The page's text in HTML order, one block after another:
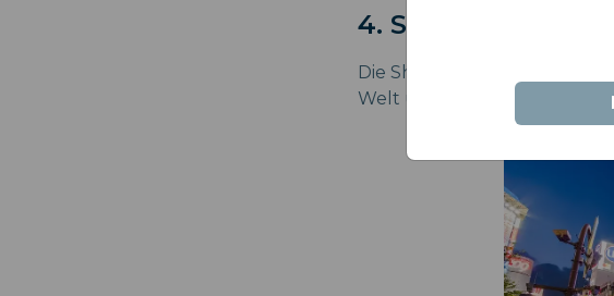
4. Shibuya
Die Shibuya Scramble
Welt und ist sicherlich einer